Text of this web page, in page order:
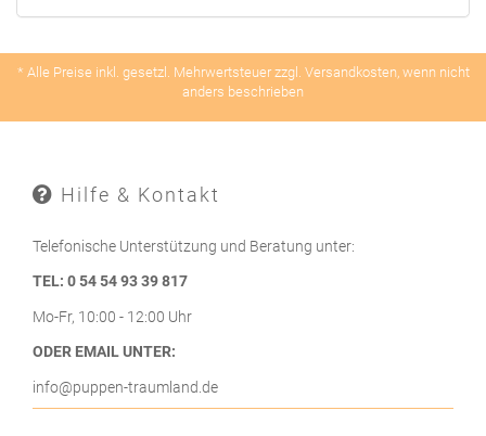
* Alle Preise inkl. gesetzl. Mehrwertsteuer zzgl. Versandkosten, wenn nicht
anders beschrieben
Hilfe & Kontakt
Telefonische Unterstützung und Beratung unter:
TEL: 0 54 54 93 39 817
Mo-Fr, 10:00 - 12:00 Uhr
ODER EMAIL UNTER:
info@puppen-traumland.de